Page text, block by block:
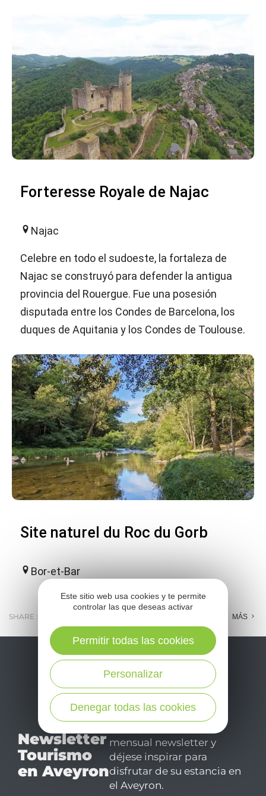
Forteresse Royale de Najac
Najac
Celebre en todo el sudoeste, la fortaleza de
Najac se construyó para defender la antigua
provincia del Rouergue. Fue una posesión
disputada entre los Condes de Barcelona, los
duques de Aquitania y los Condes de Toulouse.
Site naturel du Roc du Gorb
Bor-et-Bar
SHARE : MÁS
Newsletter
Tourismo
en Aveyron
mensual newsletter y
déjese inspirar para
disfrutar de su estancia en
el Aveyron.
Este sitio web usa cookies y te permite
controlar las que deseas activar
Denegar todas las cookies
Personalizar
Permitir todas las cookies